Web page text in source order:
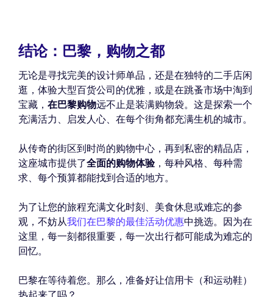
结论：巴黎，购物之都
无论是寻找完美的设计师单品，还是在独特的二手店闲
逛，体验大型百货公司的优雅，或是在跳蚤市场中淘到
宝藏， 在巴黎购物远不止是装满购物袋。这是探索一个
充满活力、启发人心、在每个街角都充满生机的城市。
从传奇的街区到时尚的购物中心，再到私密的精品店，
这座城市提供了全面的购物体验，每种风格、每种需
求、每个预算都能找到合适的地方。
为了让您的旅程充满文化时刻、美食休息或难忘的参
观，不妨从我们在巴黎的最佳活动优惠中挑选。因为在
这里，每一刻都很重要，每一次出行都可能成为难忘的
回忆。
巴黎在等待着您。那么，准备好让信用卡（和运动鞋）